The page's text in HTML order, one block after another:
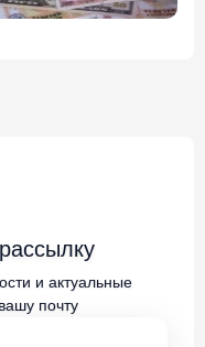
и актуальные
почту